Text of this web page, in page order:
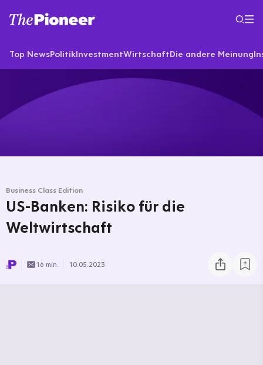
Top NewsPolitikInvestmentWirtschaftDie andere Meinung
Business Class Edition
US-Banken: Risiko für die
Weltwirtschaft
16 min. 10.05.2023